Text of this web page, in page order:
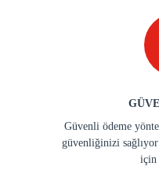
Güvenli ödeme
güvenliğinizi
için